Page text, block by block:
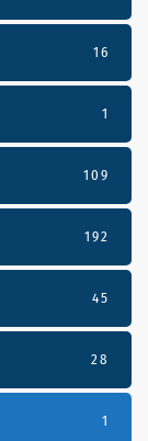
16
1
109
192
45
28
1